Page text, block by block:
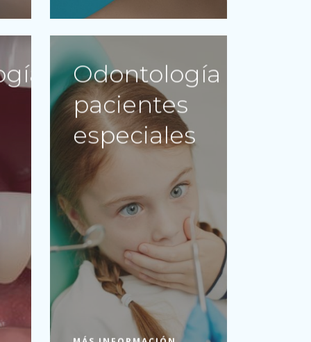
Odontología
pacientes
especiales